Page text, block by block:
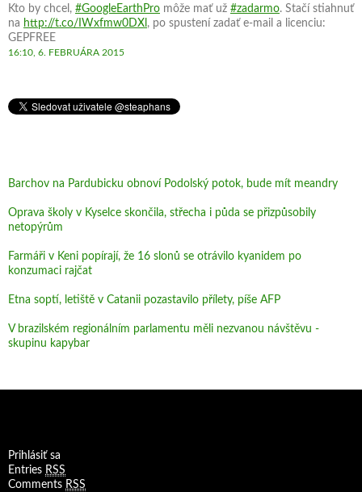
Kto by chcel, #GoogleEarthPro môže mať už #zadarmo. Stačí stiahnuť
na http://t.co/IWxfmw0DXl , po spustení zadať e-mail a licenciu:
GEPFREE
16:10, 6. FEBRUÁRA 2015
Barchov na Pardubicku obnoví Podolský potok, bude mít meandry
Oprava školy v Kyselce skončila, střecha i půda se přizpůsobily
netopýrům
Farmáři v Keni popírají, že 16 slonů se otrávilo kyanidem po
konzumaci rajčat
Etna soptí, letiště v Catanii pozastavilo přílety, píše AFP
V brazilském regionálním parlamentu měli nezvanou návštěvu -
skupinu kapybar
Prihlásiť sa
Entries RSS
Comments RSS